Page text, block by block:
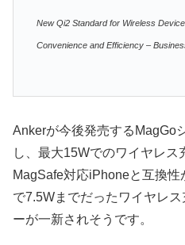
New Qi2 Standard for Wireless
Convenience and Efficiency –
Ankerが今後発売するMagGo
し、最大15Wでのワイヤレ
MagSafe対応iPhoneと互換性
で7.5Wまでだったワイヤレ
ーが一新されそうです。